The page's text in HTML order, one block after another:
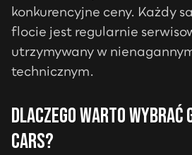
konkurencyjne ceny. Każdy
flocie jest regularnie
utrzymywany w
technicznym.
Dlaczego warto wybrać
Cars?